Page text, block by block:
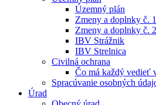
Územný plán
Zmeny a doplnky č. 1
Zmeny a doplnky č. 2
IBV Strážnik
IBV Strelnica
Civilná ochrana
Čo má každý vedieť
Spracúvanie osobných
Úrad